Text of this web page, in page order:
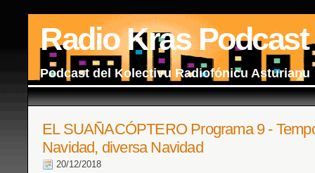
Radio Kras Podcast
Podcast del Kolectivu Radiofónicu Asturianu
EL SUAÑACÓPTERO Programa 9 -
Navidad, diversa Navidad
20/12/2018